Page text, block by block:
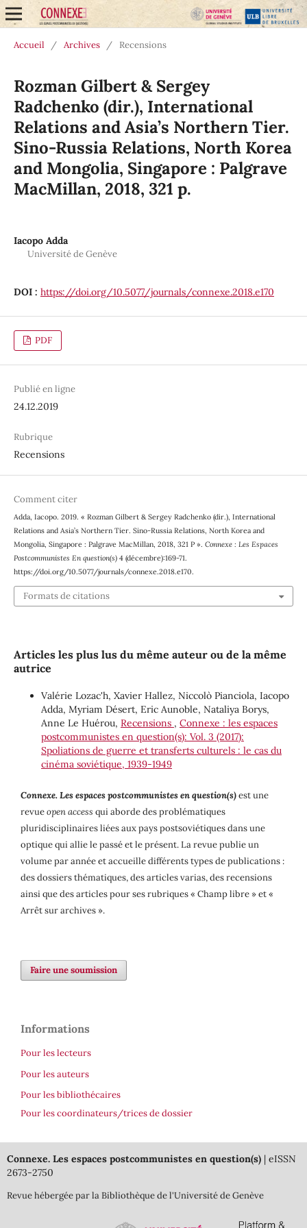
Accueil / Archives / Recensions
Rozman Gilbert & Sergey
Radchenko (dir.), International
Relations and Asia’s Northern Tier.
Sino-Russia Relations, North Korea
and Mongolia, Singapore : Palgrave
MacMillan, 2018, 321 p.
Iacopo Adda
Université de Genève
DOI : https://doi.org/10.5077/journals/connexe.2018.e170
PDF
Publié en ligne
24.12.2019
Rubrique
Recensions
Comment citer
Adda, Iacopo. 2019. « Rozman Gilbert & Sergey Radchenko (dir.), International
Relations and Asia’s Northern Tier. Sino-Russia Relations, North Korea and
Mongolia, Singapore : Palgrave MacMillan, 2018, 321 P ». Connexe : Les Espaces
Postcommunistes En question(s)4 (décembre):169-71.
https://doi.org/10.5077/journals/connexe.2018.e170.
Formats de citations
Articles les plus lus du même auteur ou de la même
autrice
Valérie Lozac'h, Xavier Hallez, Niccolò Pianciola, Iacopo
Adda, Myriam Désert, Eric Aunoble, Nataliya Borys,
Anne Le Huérou, Recensions , Connexe : les espaces
postcommunistes en question(s): Vol. 3 (2017):
Spoliations de guerre et transferts culturels : le cas du
cinéma soviétique, 1939-1949
Connexe. Les espaces postcommunistes en question(s)est une
revueopen access qui aborde des problématiques
pluridisciplinaires liées aux pays postsoviétiques dans une
optique qui allie le passé et le présent. La revue publie un
volume par année et accueille différents types de publications :
des dossiers thématiques, des articles varias, des recensions
ainsi que des articles pour ses rubriques « Champ libre » et «
Arrêt sur archives ».
Faire une soumission
Informations
Pour les lecteurs
Pour les auteurs
Pour les bibliothécaires
Pour les coordinateurs/trices de dossier
Connexe. Les espaces postcommunistes en question(s)| eISSN
2673-2750
Revue hébergée par la Bibliothèque de l'Université de Genève